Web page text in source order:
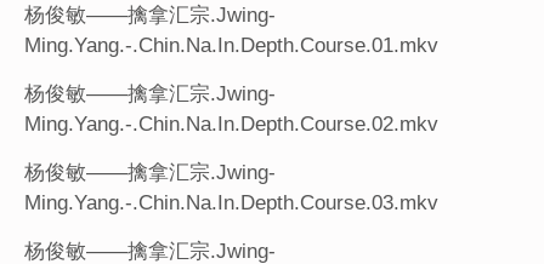
杨俊敏——擒拿汇宗.Jwing-
Ming.Yang.-.Chin.Na.In.Depth.Course.01.mkv
杨俊敏——擒拿汇宗.Jwing-
Ming.Yang.-.Chin.Na.In.Depth.Course.02.mkv
杨俊敏——擒拿汇宗.Jwing-
Ming.Yang.-.Chin.Na.In.Depth.Course.03.mkv
杨俊敏——擒拿汇宗.Jwing-